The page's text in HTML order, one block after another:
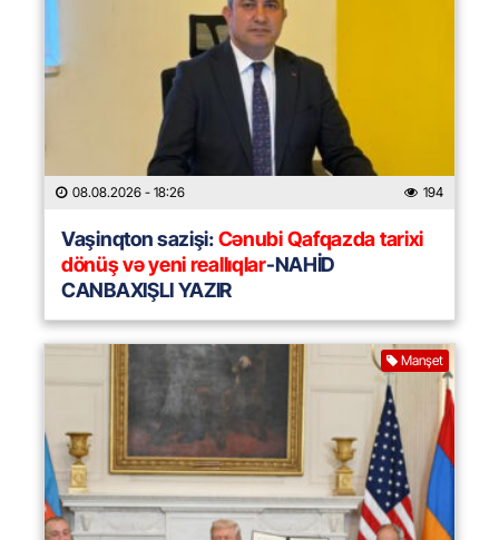
08.08.2026 - 18:26 194
Vaşinqton sazişi:Cənubi Qafqazda tarixi
dönüş və yeni reallıqlar-NAHİD
CANBAXIŞLI YAZIR
Manşet